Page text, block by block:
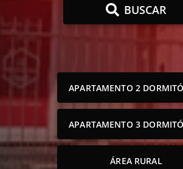
BUSCAR
APARTAMENTO 2
APARTAMENTO 3
ÁREA RURAL